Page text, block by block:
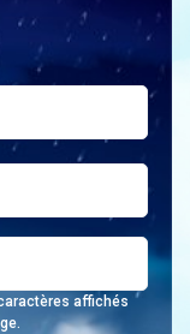
affichés